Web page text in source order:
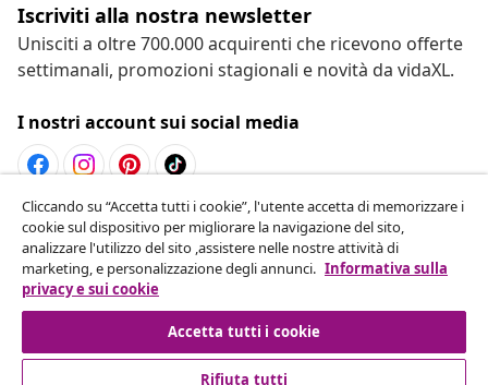
Iscriviti alla nostra newsletter
Unisciti a oltre 700.000 acquirenti che ricevono offerte
settimanali, promozioni stagionali e novità da vidaXL.
I nostri account sui social media
Recesso dal contratto
Invia una richiesta di recesso per il tuo ordine.
Recesso dal contratto
Cliccando su “Accetta tutti i cookie”, l'utente accetta di memorizzare i
cookie sul dispositivo per migliorare la navigazione del sito,
analizzare l'utilizzo del sito ,assistere nelle nostre attività di
marketing, e personalizzazione degli annunci. Informativa sulla
privacy e sui cookie
Accetta tutti i cookie
Rifiuta tutti